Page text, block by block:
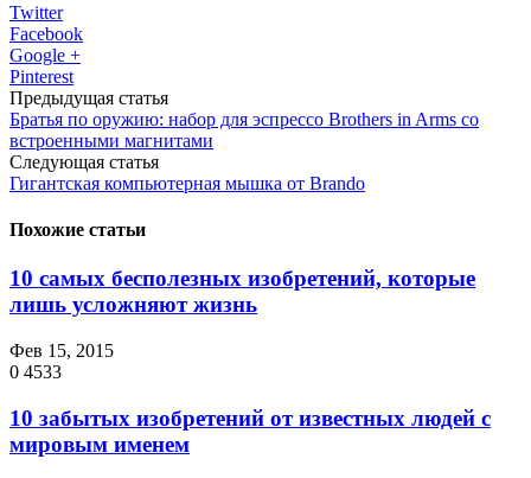
Twitter
Facebook
Google +
Pinterest
Предыдущая статья
Братья по оружию: набор для эспрессо Brothers in Arms со
встроенными магнитами
Следующая статья
Гигантская компьютерная мышка от Brando
Похожие статьи
10 самых бесполезных изобретений, которые
лишь усложняют жизнь
Фев 15, 2015
0 4533
10 забытых изобретений от известных людей с
мировым именем